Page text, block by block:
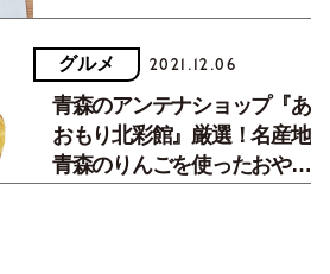
グルメ 2021.12.06
青森のアンテナショップ『あ
おもり北彩館』厳選！名産地
青森のりんごを使ったおやつ